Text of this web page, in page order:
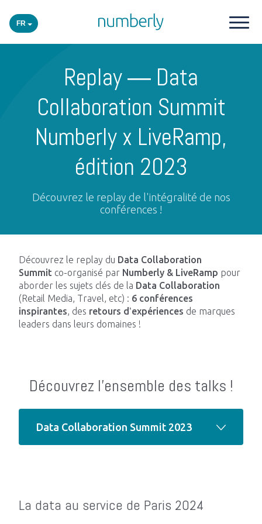
FR
Plateforme
Academy
Impacts
Nous rejoindre
Replay — Data
Collaboration Summit
Numberly x LiveRamp,
édition 2023
Découvrez le replay de l'intégralité de nos
conférences !
Découvrez le replay du Data Collaboration
Summit co-organisé par Numberly & LiveRamp pour
aborder les sujets clés de la Data Collaboration
(Retail Media, Travel, etc) : 6 conférences
inspirantes, des retours d’expériences de marques
leaders dans leurs domaines !
Découvrez l'ensemble des talks !
Data Collaboration Summit 2023
Retail Media : des insights à l’activation,
comment la Data Collaboration change
La data au service de Paris 2024